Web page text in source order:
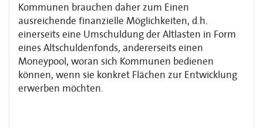
Kommunen brauchen daher zum Einen
ausreichende finanzielle Möglichkeiten, d.h.
einerseits eine Umschuldung der Altlasten in Form
eines Altschuldenfonds, andererseits einen
Moneypool, woran sich Kommunen bedienen
können, wenn sie konkret Flächen zur Entwicklung
erwerben möchten.